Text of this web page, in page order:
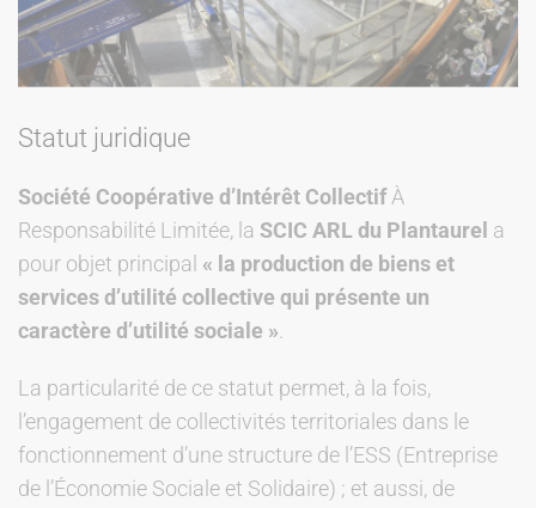
Statut juridique
Société Coopérative d’Intérêt CollectifÀ
Responsabilité Limitée, la SCIC ARL du Plantaurel a
pour objet principal « la production de biens et
services d’utilité collective qui présente un
caractère d’utilité sociale »
La particularité de ce statut permet, à la fois,
l’engagement de collectivités territoriales dans le
fonctionnement d’une structure de l’ESS (Entreprise
de l’Économie Sociale et Solidaire) ; et aussi, de